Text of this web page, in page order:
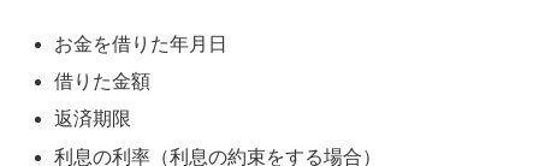
お金を借りた年月日
借りた金額
返済期限
利息の利率（利息の約束をする場合）